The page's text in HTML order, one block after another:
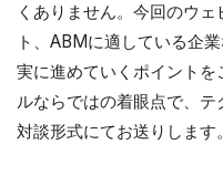
くありません。今回のウ
ト、ABMに適している企
実に進めていくポイント
ルならではの着眼点で、
対談形式にてお送りします。